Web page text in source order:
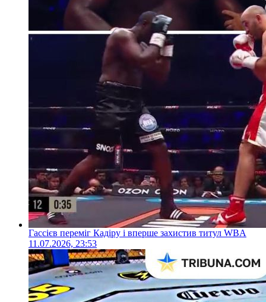
Гассієв переміг Кадіру і вперше захистив титул WBA
11.07.2026, 23:53